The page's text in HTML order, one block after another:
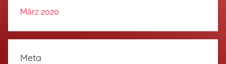
März 2020
Meta